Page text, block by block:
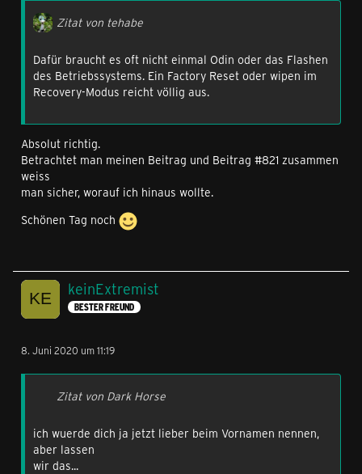
Zitat von tehabe
Dafür braucht es oft nicht einmal Odin oder das Flashen
des Betriebssystems. Ein Factory Reset oder wipen im
Recovery-Modus reicht völlig aus.
Absolut richtig.
Betrachtet man meinen Beitrag und Beitrag #821 zusammen
weiss
man sicher, worauf ich hinaus wollte.
Schönen Tag noch
keinExtremist
BESTER FREUND
8. Juni 2020 um 11:19
Zitat von Dark Horse
ich wuerde dich ja jetzt lieber beim Vornamen nennen,
aber lassen
wir das...